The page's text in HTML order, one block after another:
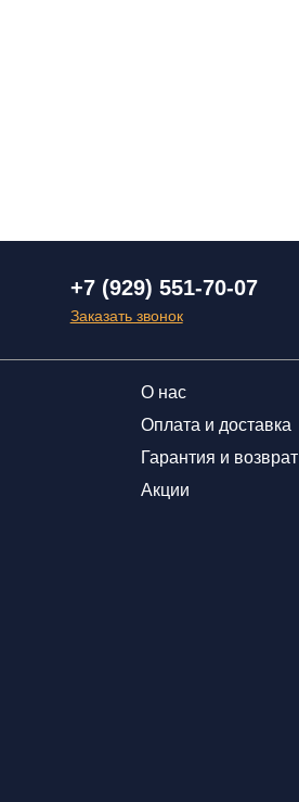
+7 (929) 551-70-07
Заказать звонок
О нас
Оплата и доставка
Гарантия и возврат
Акции